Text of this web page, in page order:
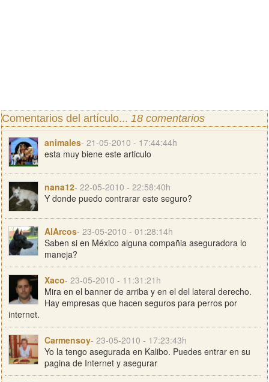
Comentarios del artículo... 18 comentarios
animales- 21-05-2010 - 17:44:44h
esta muy biene este articulo
nana12- 22-05-2010 - 22:58:40h
Y donde puedo contrarar este seguro?
AlArcos- 23-05-2010 - 01:28:14h
Saben si en México alguna compañia aseguradora lo
maneja?
Xaco- 23-05-2010 - 11:31:21h
Mira en el banner de arriba y en el del lateral derecho.
Hay empresas que hacen seguros para perros por
internet.
Carmensoy- 23-05-2010 - 17:23:43h
Yo la tengo asegurada en Kalibo. Puedes entrar en su
pagina de Internet y asegurar